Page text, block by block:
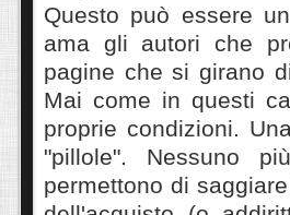
Questo può essere
ama gli autori che
pagine che si girano
Mai come in questi
proprie condizioni.
"pillole". Nessuno
permettono di